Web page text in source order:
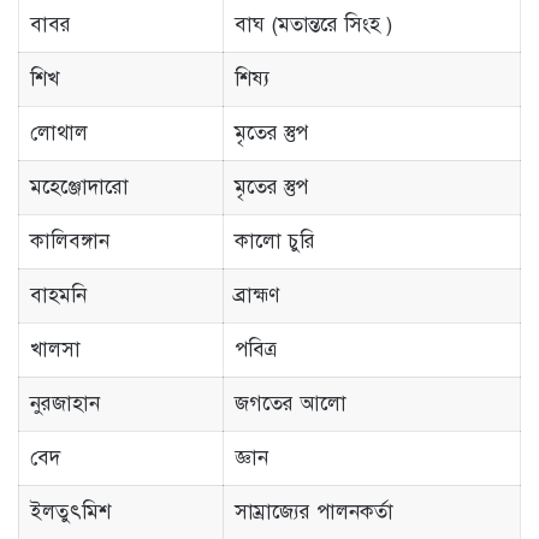
বাবর বাঘ (মতান্তরে সিংহ )
শিখ শিষ্য
লোথাল মৃতের স্তুপ
মহেঞ্জোদারো মৃতের স্তুপ
কালিবঙ্গান কালো চুরি
বাহমনি ব্রাহ্মণ
খালসা পবিত্র
নুরজাহান জগতের আলো
বেদ জ্ঞান
ইলতুৎমিশ সাম্রাজ্যের পালনকর্তা